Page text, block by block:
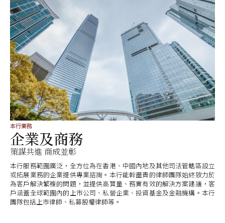
本行業務
企業及商務
策謀共進 商成並彰
本行服務範圍廣泛，全方位為在香港、中國內地及其他司法管轄區設立
或拓展業務的企業提供專業諮詢。本行能幹盡責的律師團隊始終致力於
為客戶解決繁複的問題，並提供高質量、務實有效的解決方案建議，客
戶涵蓋全球範圍內的上市公司、私營企業、投資基金及金融機構。本行
團隊包括上市律師、私募股權律師等。